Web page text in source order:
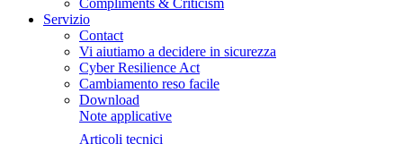
Compliments & Criticism
Servizio
Contact
Vi aiutiamo a decidere in sicurezza
Cyber Resilience Act
Cambiamento reso facile
Download
Note applicative
Articoli tecnici